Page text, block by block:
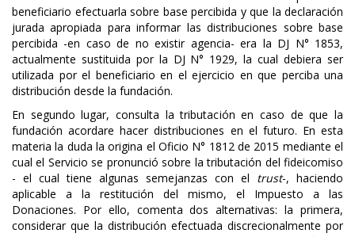
beneficiario efectuarla sobre base percibida y que la declaración
jurada apropiada para informar las distribuciones sobre base
percibida -en caso de no existir agencia- era la DJ N° 1853,
actualmente sustituida por la DJ N° 1929, la cual debiera ser
utilizada por el beneficiario en el ejercicio en que perciba una
distribución desde la fundación.
En segundo lugar, consulta la tributación en caso de que la
fundación acordare hacer distribuciones en el futuro. En esta
materia la duda la origina el Oficio N° 1812 de 2015 mediante el
cual el Servicio se pronunció sobre la tributación del fideicomiso
- el cual tiene algunas semejanzas con el trust-, haciendo
aplicable a la restitución del mismo, el Impuesto a las
Donaciones. Por ello, comenta dos alternativas: la primera,
considerar que la distribución efectuada discrecionalmente por